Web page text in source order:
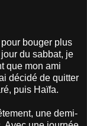
bouger plus
du sabbat, je
que mon ami
décidé de quitter
puis Haïfa.
une demi-